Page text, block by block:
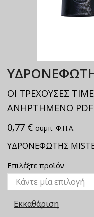
ΟΙ ΤΡΕΧΟΥΣΕΣ
ΑΝΗΡΤΗΜΕΝΟ PDF
0,77 € συμπ. Φ.Π.Α.
ΥΔΡΟΝΕΦΩΤΗΣ
Επιλέξτε προϊόν
Εκκαθάριση